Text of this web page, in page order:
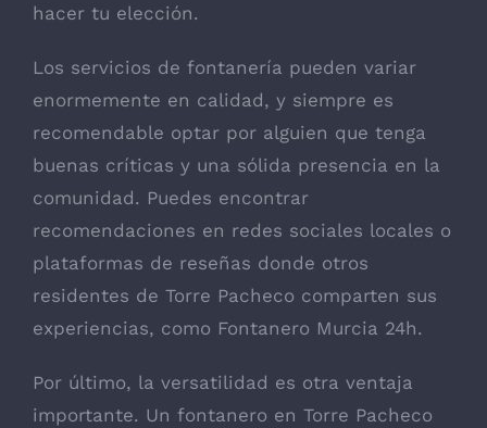
hacer tu elección.
Los servicios de fontanería pueden variar
enormemente en calidad, y siempre es
recomendable optar por alguien que tenga
buenas críticas y una sólida presencia en la
comunidad. Puedes encontrar
recomendaciones en redes sociales locales o
plataformas de reseñas donde otros
residentes de Torre Pacheco comparten sus
experiencias, como Fontanero Murcia 24h.
Por último, la versatilidad es otra ventaja
importante. Un fontanero en Torre Pacheco